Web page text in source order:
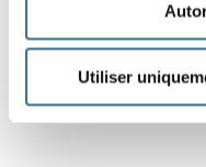
Utiliser
DONE!